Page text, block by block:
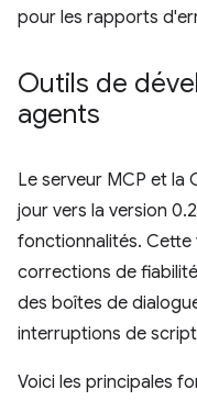
pour les rapports
Outils de
agents
Le serveur MCP et la
jour vers la version
fonctionnalités. Cette
corrections de
des boîtes de
interruptions de
Voici les principales